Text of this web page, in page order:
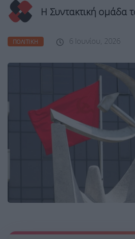
Η Συντακτική ομάδα
ΠΟΛΙΤΙΚΉ 6 Ιουνίου, 2026